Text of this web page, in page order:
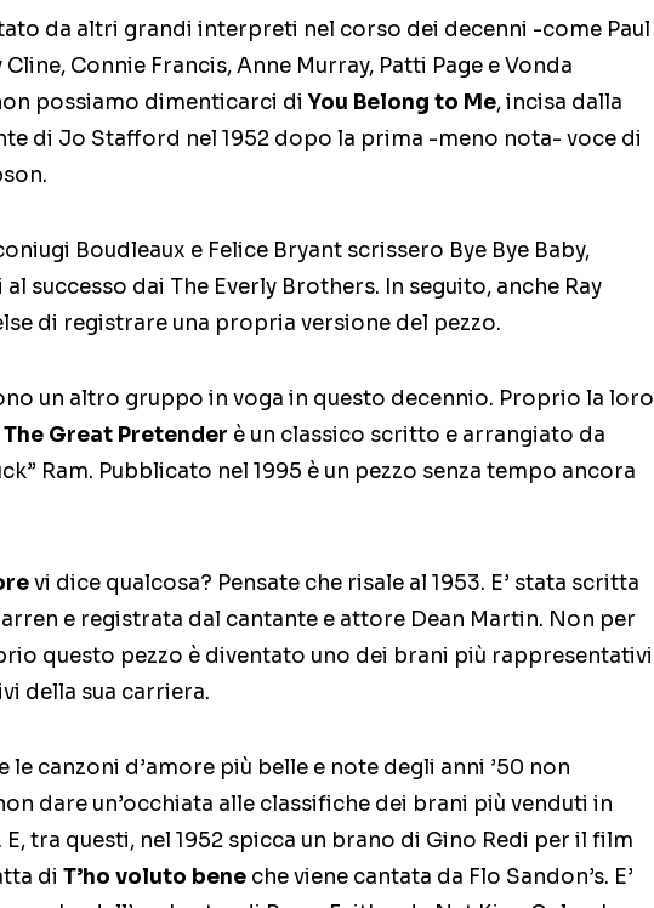
da altri grandi interpreti nel corso dei decenni -come Paul
Cline, Connie Francis, Anne Murray, Patti Page e Vonda
possiamo dimenticarci di You Belong to Me, incisa dalla
di Jo Stafford nel 1952 dopo la prima -meno nota- voce di
Boudleaux e Felice Bryant scrissero Bye Bye Baby,
successo dai The Everly Brothers. In seguito, anche Ray
di registrare una propria versione del pezzo.
un altro gruppo in voga in questo decennio. Proprio la loro
The Great Pretender è un classico scritto e arrangiato da
Ram. Pubblicato nel 1995 è un pezzo senza tempo ancora
vi dice qualcosa? Pensate che risale al 1953. E’ stata scritta
e registrata dal cantante e attore Dean Martin. Non per
questo pezzo è diventato uno dei brani più rappresentativi
della sua carriera.
le canzoni d’amore più belle e note degli anni ’50 non
dare un’occhiata alle classifiche dei brani più venduti in
E, tra questi, nel 1952 spicca un brano di Gino Redi per il film
di T’ho voluto bene che viene cantata da Flo Sandon’s. E’